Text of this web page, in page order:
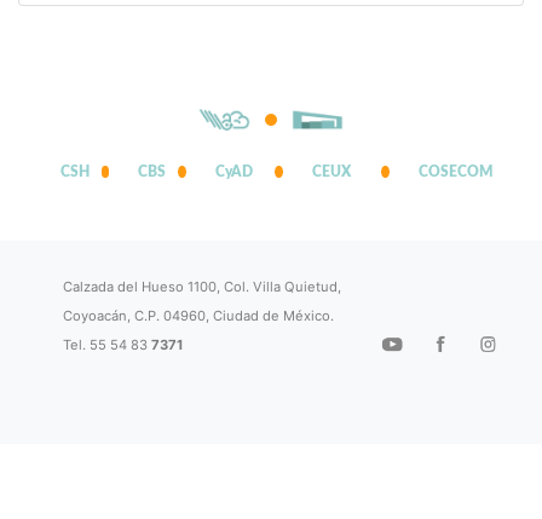
CSH CBS CyAD CEUX COSECOM
Calzada del Hueso 1100, Col. Villa Quietud,
Coyoacán, C.P. 04960, Ciudad de México.
Tel. 55 54 837371